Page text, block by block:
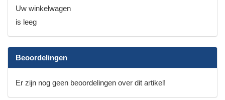
Uw winkelwagen
is leeg
Beoordelingen
Er zijn nog geen beoordelingen over dit artikel!